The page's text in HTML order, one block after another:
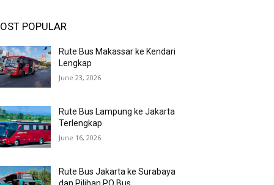
POPULAR
Rute Bus Makassar ke Kendari
Lengkap
June 23, 2026
Rute Bus Lampung ke Jakarta
Terlengkap
June 16, 2026
Rute Bus Jakarta ke Surabaya